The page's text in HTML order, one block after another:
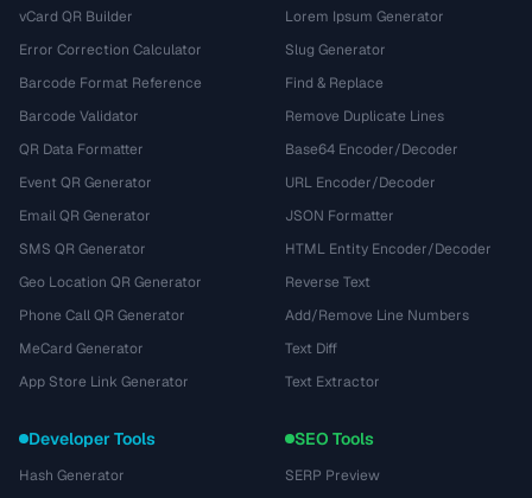
vCard QR Builder
Error Correction Calculator
Barcode Format Reference
Barcode Validator
QR Data Formatter
Event QR Generator
Email QR Generator
SMS QR Generator
Geo Location QR Generator
Phone Call QR Generator
MeCard Generator
App Store Link Generator
Lorem Ipsum Generator
Slug Generator
Find & Replace
Remove Duplicate Lines
Base64 Encoder/Decoder
URL Encoder/Decoder
JSON Formatter
HTML Entity Encoder/Decoder
Reverse Text
Add/Remove Line Numbers
Text Diff
Text Extractor
Developer Tools
Hash Generator
SEO Tools
SERP Preview